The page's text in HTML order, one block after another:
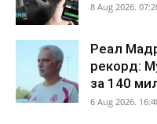
8 Aug 2026.
Реал
рекорд:
за 140
6 Aug 2026.